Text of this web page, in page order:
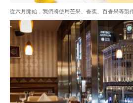
從六月開始，我們將使用芒果、香蕉、百香果等製